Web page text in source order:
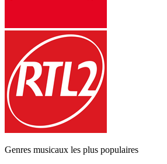
Genres musicaux les plus populaires